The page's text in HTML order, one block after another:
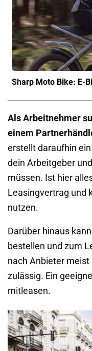
Sharp Moto Bike: E-
Als Arbeitnehmer
einem
erstellt daraufhin
dein Arbeitgeber
müssen. Ist hier
Leasingvertrag und
nutzen.
Darüber hinaus
bestellen und zum
nach Anbieter
zulässig. Ein
mitleasen.